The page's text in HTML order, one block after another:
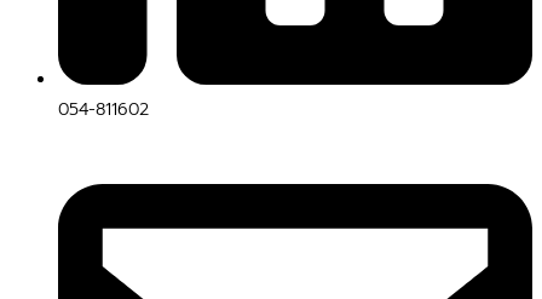
054-811602